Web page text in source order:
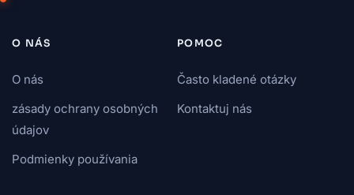
O NÁS
O nás
zásady ochrany osobných
údajov
Podmienky používania
POMOC
Často kladené otázky
Kontaktuj nás